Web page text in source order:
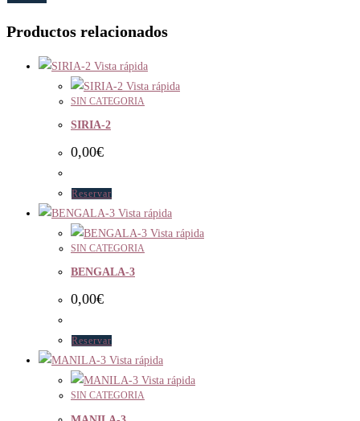
Productos relacionados
Vista rápida
Vista rápida
SIN CATEGORIA
SIRIA-2
0,00€
Reservar
Vista rápida
Vista rápida
SIN CATEGORIA
BENGALA-3
0,00€
Reservar
Vista rápida
Vista rápida
SIN CATEGORIA